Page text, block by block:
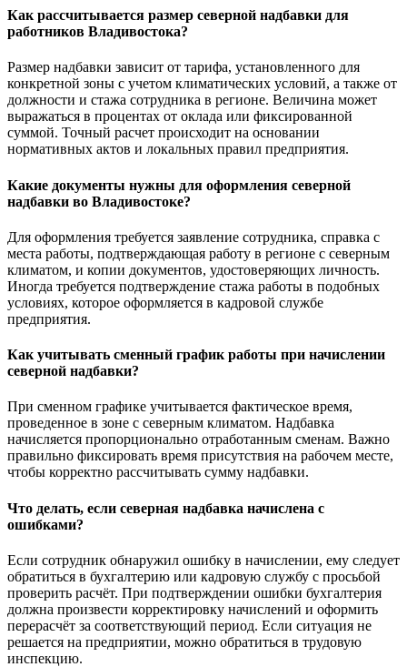
Как рассчитывается размер северной надбавки для
работников Владивостока?
Размер надбавки зависит от тарифа, установленного для
конкретной зоны с учетом климатических условий, а также от
должности и стажа сотрудника в регионе. Величина может
выражаться в процентах от оклада или фиксированной
суммой. Точный расчет происходит на основании
нормативных актов и локальных правил предприятия.
Какие документы нужны для оформления северной
надбавки во Владивостоке?
Для оформления требуется заявление сотрудника, справка с
места работы, подтверждающая работу в регионе с северным
климатом, и копии документов, удостоверяющих личность.
Иногда требуется подтверждение стажа работы в подобных
условиях, которое оформляется в кадровой службе
предприятия.
Как учитывать сменный график работы при начислении
северной надбавки?
При сменном графике учитывается фактическое время,
проведенное в зоне с северным климатом. Надбавка
начисляется пропорционально отработанным сменам. Важно
правильно фиксировать время присутствия на рабочем месте,
чтобы корректно рассчитывать сумму надбавки.
Что делать, если северная надбавка начислена с
ошибками?
Если сотрудник обнаружил ошибку в начислении, ему следует
обратиться в бухгалтерию или кадровую службу с просьбой
проверить расчёт. При подтверждении ошибки бухгалтерия
должна произвести корректировку начислений и оформить
перерасчёт за соответствующий период. Если ситуация не
решается на предприятии, можно обратиться в трудовую
инспекцию.